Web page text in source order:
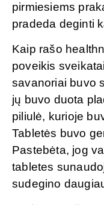
pirmiesiems
pradeda deginti
Kaip rašo
poveikis
savanoriai buvo
jų buvo duota
piliulė, kurioje
Tabletės buvo
Pastebėta, jog
tabletes
sudegino